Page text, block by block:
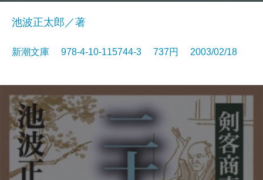
池波正太郎／著
新潮文庫 978-4-10-115744-3 737円 2003/02/18